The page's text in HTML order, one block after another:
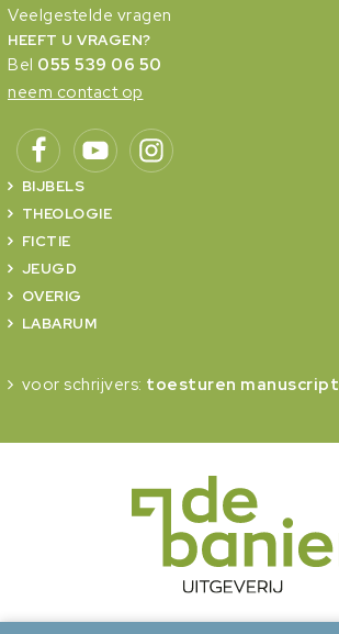
Veelgestelde vragen
HEEFT U VRAGEN?
Bel 055 539 06 50
neem contact op
BIJBELS
THEOLOGIE
FICTIE
JEUGD
OVERIG
LABARUM
voor schrijvers: toesturen manuscript